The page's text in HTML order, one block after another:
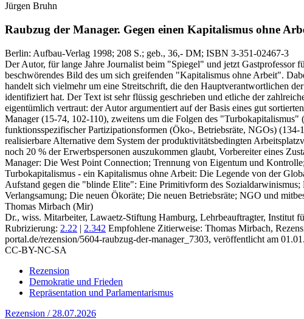
Jürgen Bruhn
Raubzug der Manager. Gegen einen Kapitalismus ohne
Berlin: Aufbau-Verlag 1998; 208 S.; geb., 36,- DM; ISBN 3-351-02467-3
Der Autor, für lange Jahre Journalist beim "Spiegel" und jetzt Gastprofessor
beschwörendes Bild des um sich greifenden "Kapitalismus ohne Arbeit".
handelt sich vielmehr um eine Streitschrift, die den Hauptverantwortlichen
identifiziert hat. Der Text ist sehr flüssig geschrieben und etliche der
eigentümlich vertraut: der Autor argumentiert auf der Basis eines gut
Manager (15-74, 102-110), zweitens um die Folgen des
funktionsspezifischer Partizipationsformen (Öko-, Betriebsräte, NGOs)
realisierbare Alternative dem System der produktivitätsbedingten
noch 20 % der Erwerbspersonen auszukommen glaubt, Vorbereiter eines
Manager: Die West Point Connection; Trennung von Eigentum und
Turbokapitalismus - ein Kapitalismus ohne Arbeit: Die Legende von der
Aufstand gegen die "blinde Elite": Eine Primitivform des
Verlangsamung; Die neuen Ökoräte; Die neuen Betriebsräte; NGO und
Thomas Mirbach (Mir)
Dr., wiss. Mitarbeiter, Lawaetz-Stiftung Hamburg, Lehrbeauftragter, Institut
Rubrizierung: 2.22 | 2.342 Empfohlene Zitierweise: Thomas Mirbach,
portal.de/rezension/5604-raubzug-der-manager_7303, veröffentlicht am
CC-BY-NC-SA
Rezension
Demokratie und Frieden
Repräsentation und Parlamentarismus
Rezension / 28.07.2026